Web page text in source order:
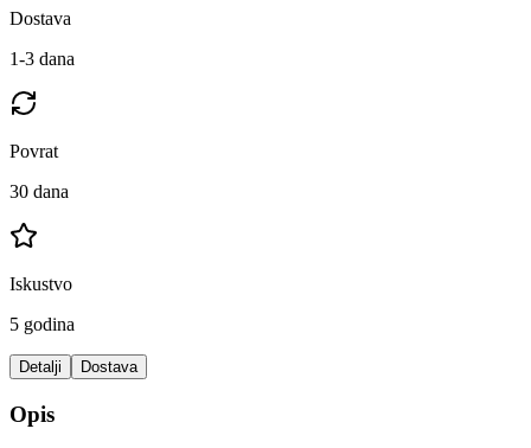
Dostava
1-3 dana
Povrat
30 dana
Iskustvo
5 godina
Detalji Dostava
Opis